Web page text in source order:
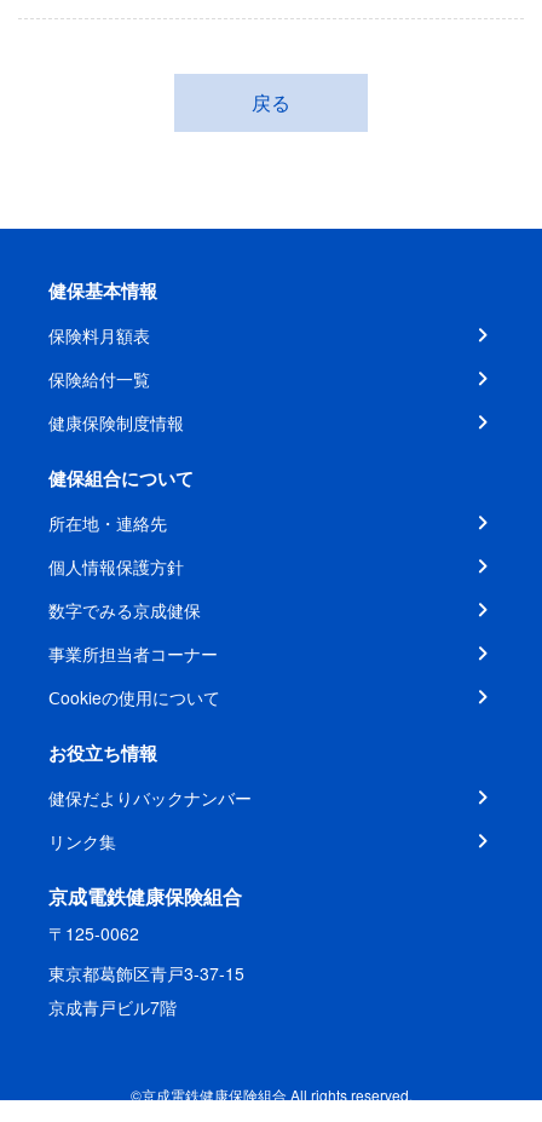
戻る
健保基本情報
保険料月額表
保険給付一覧
健康保険制度情報
健保組合について
所在地・連絡先
個人情報保護方針
数字でみる京成健保
事業所担当者コーナー
Ⅽookieの使用について
お役立ち情報
健保だよりバックナンバー
リンク集
京成電鉄健康保険組合
〒125-0062
東京都葛飾区青戸3-37-15
京成青戸ビル7階
©京成電鉄健康保険組合 All rights reserved.